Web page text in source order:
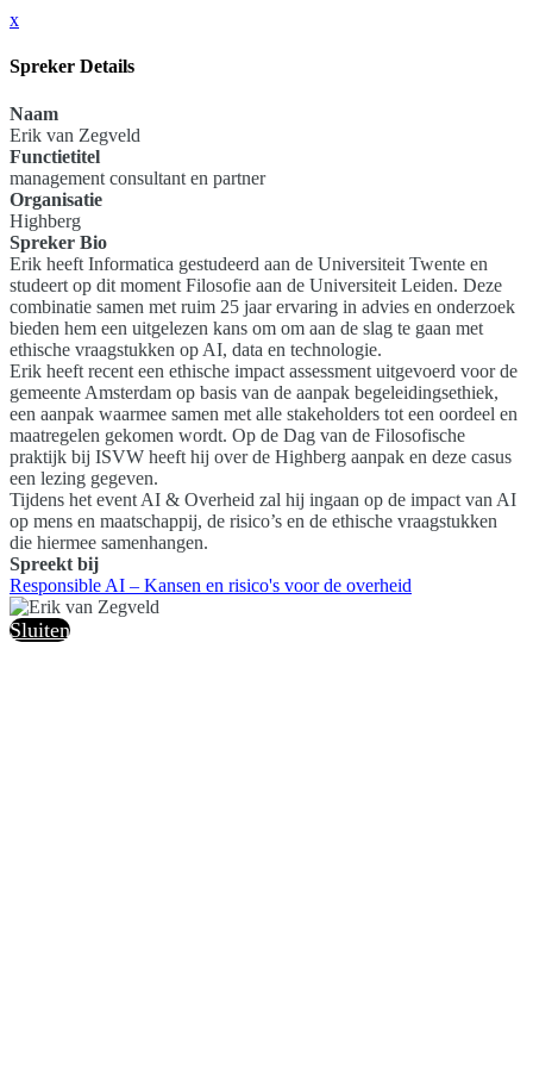
x
Spreker Details
Naam
Erik van Zegveld
Functietitel
management consultant en partner
Organisatie
Highberg
Spreker Bio
Erik heeft Informatica gestudeerd aan de Universiteit Twente en
studeert op dit moment Filosofie aan de Universiteit Leiden. Deze
combinatie samen met ruim 25 jaar ervaring in advies en onderzoek
bieden hem een uitgelezen kans om om aan de slag te gaan met
ethische vraagstukken op AI, data en technologie.
Erik heeft recent een ethische impact assessment uitgevoerd voor de
gemeente Amsterdam op basis van de aanpak begeleidingsethiek,
een aanpak waarmee samen met alle stakeholders tot een oordeel en
maatregelen gekomen wordt. Op de Dag van de Filosofische
praktijk bij ISVW heeft hij over de Highberg aanpak en deze casus
een lezing gegeven.
Tijdens het event AI & Overheid zal hij ingaan op de impact van AI
op mens en maatschappij, de risico’s en de ethische vraagstukken
die hiermee samenhangen.
Spreekt bij
Responsible AI – Kansen en risico's voor de overheid
Sluiten